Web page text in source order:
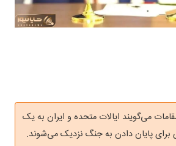
می‌گویند ایالات متحده و ایران به یک
پایان دادن به جنگ نزدیک می‌شوند.